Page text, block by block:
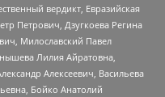
вердикт, Евразийская
Петрович, Дзугкоева Регина
Милославский Павел
Лилия Айратовна,
Алексеевич, Васильева
Бойко Анатолий